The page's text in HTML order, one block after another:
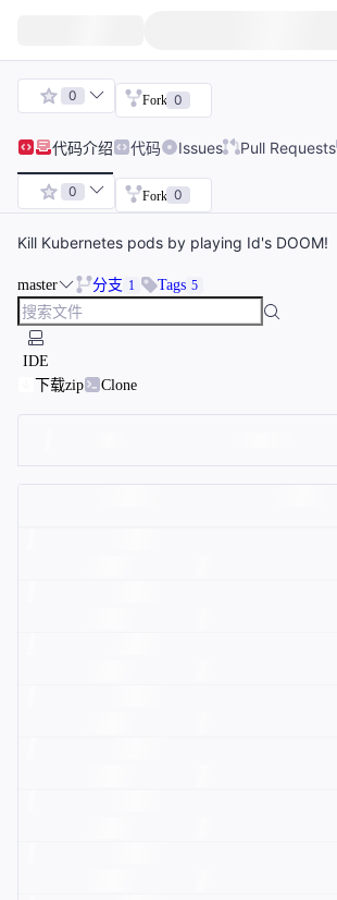
0 Fork 0
代码介绍 代码 Issues Pull Requests
0 Fork 0
Kill Kubernetes pods by playing Id's DOOM!
master 分支 1 Tags 5
IDE
下载zip
Clone